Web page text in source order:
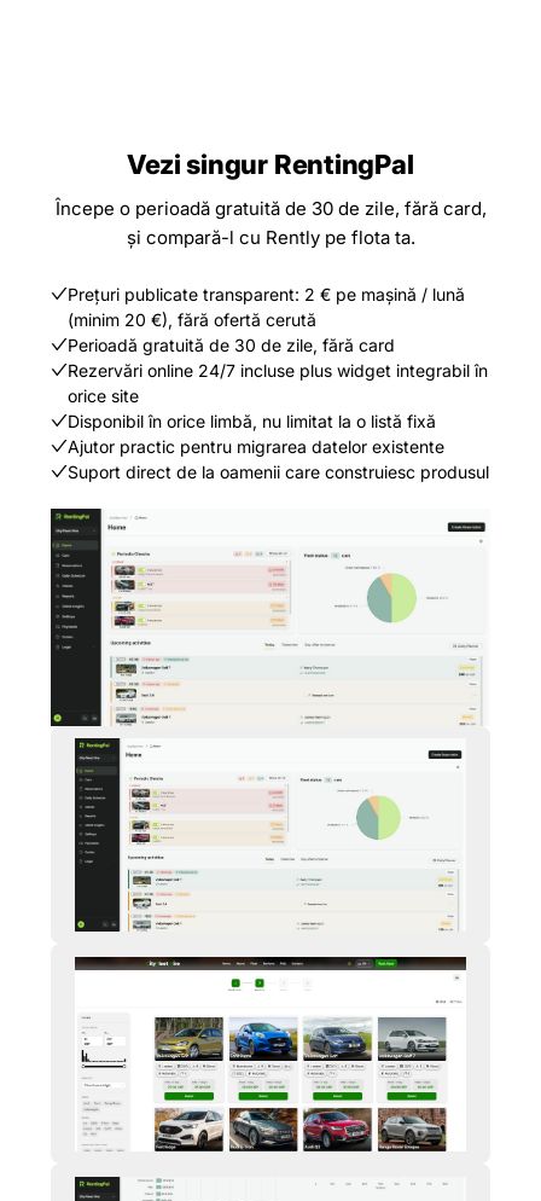
Vezi singur RentingPal
Începe o perioadă gratuită de 30 de zile, fără card,
și compară-l cu Rently pe flota ta.
Prețuri publicate transparent: 2 € pe mașină / lună
(minim 20 €), fără ofertă cerută
Perioadă gratuită de 30 de zile, fără card
Rezervări online 24/7 incluse plus widget integrabil în
orice site
Disponibil în orice limbă, nu limitat la o listă fixă
Ajutor practic pentru migrarea datelor existente
Suport direct de la oamenii care construiesc produsul